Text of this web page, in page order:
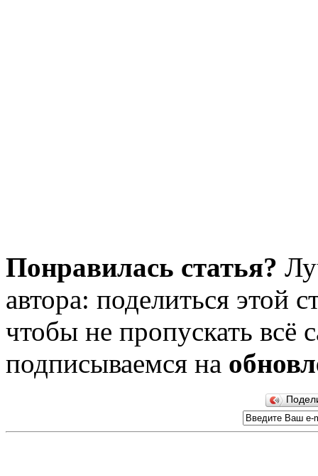
Понравилась статья?
автора: поделиться этой
чтобы не пропускать всё
подписываемся на